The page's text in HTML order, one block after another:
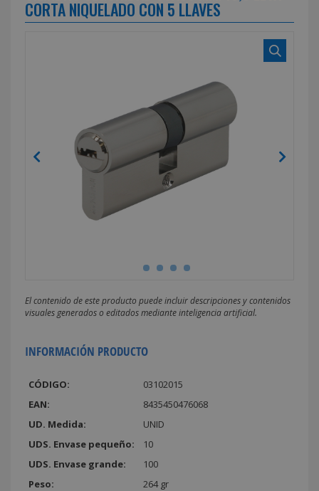
CORTA NIQUELADO CON 5 LLAVES
El contenido de este producto puede incluir descripciones y contenidos
visuales generados o editados mediante inteligencia artificial.
INFORMACIÓN PRODUCTO
CÓDIGO:
03102015
EAN:
8435450476068
UD. Medida:
UNID
UDS. Envase pequeño:
10
UDS. Envase grande:
100
Peso:
264 gr